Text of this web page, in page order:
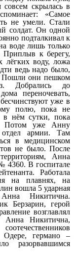
совсем скрылась в
«Самое
не умели. Стали
солдат. Он одной
подталкивал к
воде лишь только
Приплыв к берегу,
лёгких воду, ложа
ведь надо было,
Пошли они пешком
Добрались до
переночевать,
уже в
полю, пока не
нём сутки, пока
Потом уже Анну
армии. Там
в медицинском
не было. После
Анна
4360. В госпитале
Работала
на плавнях, на
вошла 5 ударная
Никитична.
Берзарин, герой
возглавлял
Анна Никитична,
германо –
разорвавшимся